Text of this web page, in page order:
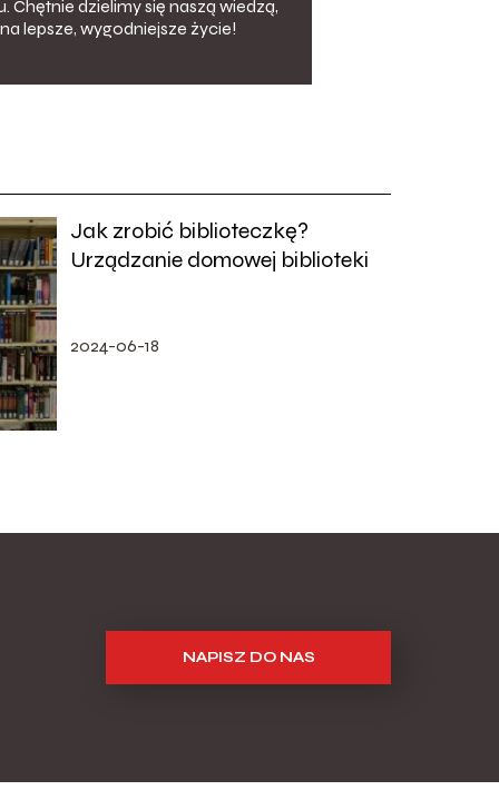
Chętnie dzielimy się naszą wiedzą,
lepsze, wygodniejsze życie!
Jak zrobić biblioteczkę?
Urządzanie domowej biblioteki
2024-06-18
NAPISZ DO NAS